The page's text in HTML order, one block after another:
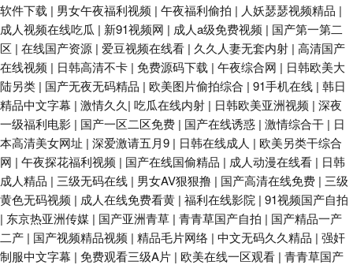
软件下载 | 男女午夜福利视频 | 午夜福利偷拍 | 人妖瑟瑟视频精品 |
成人视频在线吃瓜 | 新91视频网 | 成人a级免费视频 | 国产第一第二
区 | 在线国产资源 | 爱豆视频在线看 | 久久人妻无套内射 | 高清国产
在线视频 | 日韩高清不卡 | 免费源码下载 | 午夜综合网 | 日韩欧美大
陆另类 | 国产无夜无码精品 | 欧美图片偷拍综合 | 91手机在线 | 韩日
精品中文字幕 | 激情久久 | 吃瓜在线内射 | 日韩欧美亚洲视频 | 深夜
一级福利电影 | 国产一区二区免费 | 国产在线诱惑 | 激情综合干 | 日
本高清美女网址 | 深爱激请五月9 | 日韩在线成人 | 欧美另类干综合
网 | 午夜探花福利视频 | 国产在线国偷精品 | 成人动漫在线看 | 日韩
成人精品 | 三级无码在线 | 男女AV狠狠撸 | 国产高清在线免费 | 三级
黄色无码视频 | 成人在线免费看黄 | 福利在线影院 | 91视频国产自拍
| 东京热亚洲传媒 | 国产亚洲青草 | 青青草国产自拍 | 国产精品一产
二产 | 国产视频精品视频 | 精品毛片网络 | 中文无码久久精品 | 强奸
制服中文字幕 | 免费观看三级A片 | 欧美在线一区观看 | 青青草国产